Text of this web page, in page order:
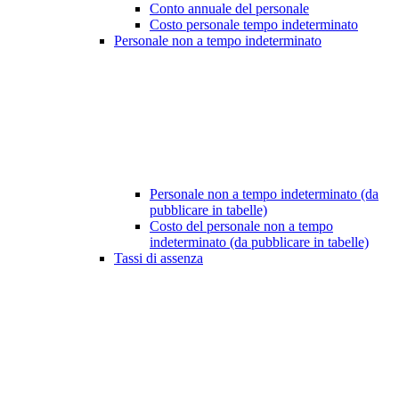
Conto annuale del personale
Costo personale tempo indeterminato
Personale non a tempo indeterminato
Personale non a tempo indeterminato (da
pubblicare in tabelle)
Costo del personale non a tempo
indeterminato (da pubblicare in tabelle)
Tassi di assenza